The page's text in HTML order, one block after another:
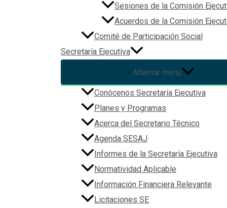
Sesiones de la Comisión
Acuerdos de la Comisión
Comité de Participación Social
Secretaría Ejecutiva
Alternar menú
Conócenos Secretaría Ejecutiva
Planes y Programas
Acerca del Secretario Técnico
Agenda SESAJ
Informes de la Secretaría Ejecutiva
Normatividad Aplicable
Información Financiera Relevante
Licitaciones SE